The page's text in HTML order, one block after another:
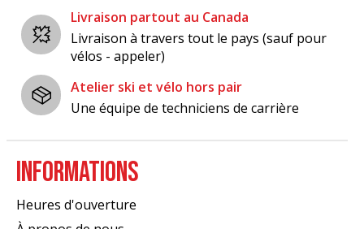
Livraison partout au Canada
Livraison à travers tout le pays (sauf pour
vélos - appeler)
Atelier ski et vélo hors pair
Une équipe de techniciens de carrière
INFORMATIONS
Heures d'ouverture